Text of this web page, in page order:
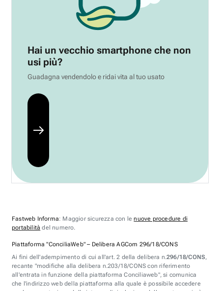
Hai un vecchio smartphone che non
usi più?
Guadagna vendendolo e ridai vita al tuo usato
Fastweb Informa: Maggior sicurezza con lenuove procedure di
portabilità del numero.
Piattaforma "ConciliaWeb" – Delibera AGCom 296/18/CONS
Ai fini dell'adempimento di cui all'art. 2 della delibera n.296/18/CONS,
recante "modifiche alla delibera n.203/18/CONS con riferimento
all'entrata in funzione della piattaforma Conciliaweb", si comunica
che l'indirizzo web della piattaforma alla quale è possibile accedere